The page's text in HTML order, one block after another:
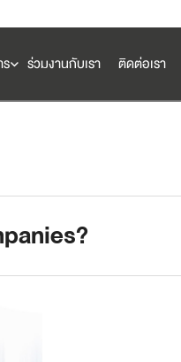
ร่วมงานกับเรา ติดต่อเรา